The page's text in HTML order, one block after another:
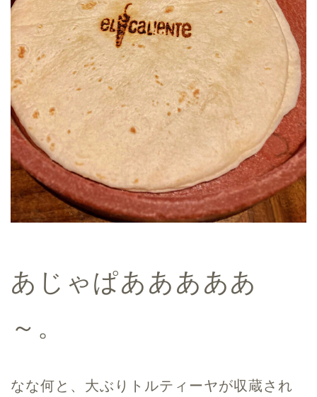
あじゃぱあああああ
～。
なな何と、大ぶりトルティーヤが収蔵され